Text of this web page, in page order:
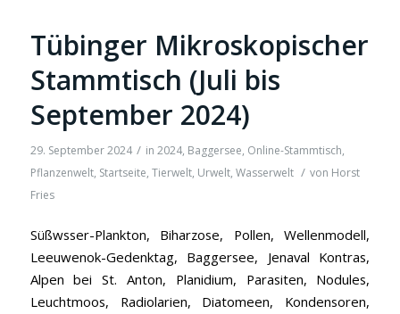
Tübinger Mikroskopischer
Stammtisch (Juli bis
September 2024)
29. September 2024 / in 2024, Baggersee, Online-Stammtisch,
Pflanzenwelt, Startseite, Tierwelt, Urwelt, Wasserwelt / von Horst
Fries
Süßwsser-Plankton, Biharzose, Pollen, Wellenmodell,
Leeuwenok-Gedenktag, Baggersee, Jenaval Kontras,
Alpen bei St. Anton, Planidium, Parasiten, Nodules,
Leuchtmoos, Radiolarien, Diatomeen, Kondensoren,